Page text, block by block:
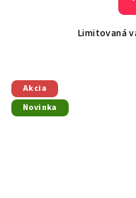
Limitovaná
Akcia
Novinka